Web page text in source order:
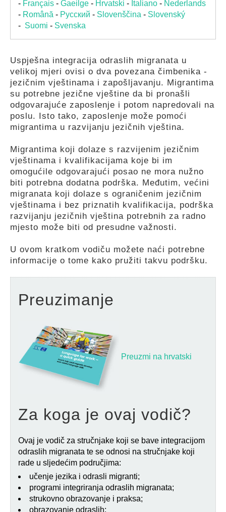
- Français - Gaeilge - Hrvatski - Italiano - Nederlands
- Română - Pусский - Slovenščina - Slovenský
- Suomi - Svenska
Uspješna integracija odraslih migranata u
velikoj mjeri ovisi o dva povezana čimbenika -
jezičnim vještinama i zapošljavanju. Migrantima
su potrebne jezične vještine da bi pronašli
odgovarajuće zaposlenje i potom napredovali na
poslu. Isto tako, zaposlenje može pomoći
migrantima u razvijanju jezičnih vještina.
Migrantima koji dolaze s razvijenim jezičnim
vještinama i kvalifikacijama koje bi im
omogućile odgovarajući posao ne mora nužno
biti potrebna dodatna podrška. Međutim, većini
migranata koji dolaze s ograničenim jezičnim
vještinama i bez priznatih kvalifikacija, podrška
razvijanju jezičnih vještina potrebnih za radno
mjesto može biti od presudne važnosti.
U ovom kratkom vodiču možete naći potrebne
informacije o tome kako pružiti takvu podršku.
Preuzimanje
Preuzmi na hrvatski
Za koga je ovaj vodič?
Ovaj je vodič za stručnjake koji se bave integracijom
odraslih migranata te se odnosi na stručnjake koji
rade u sljedećim područjima:
učenje jezika i odrasli migranti;
programi integriranja odraslih migranata;
strukovno obrazovanje i praksa;
obrazovanje odraslih;